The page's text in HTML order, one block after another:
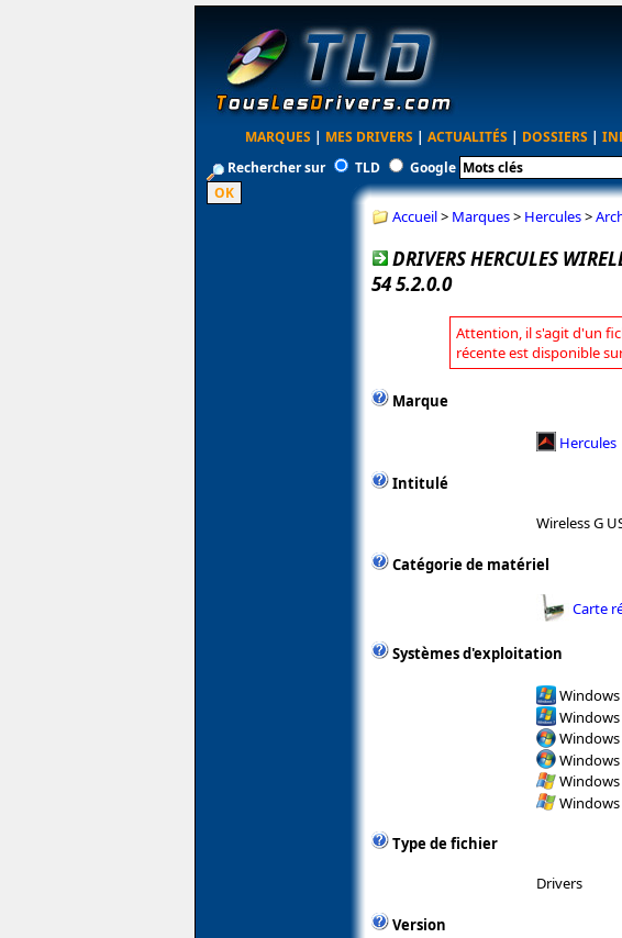
MARQUES | MES DRIVERS | ACTUALITÉS | DOSSIERS |
Rechercher sur
TLD Google
Accueil> Marques> Hercules>
DRIVERS HERCULES
54 5.2.0.0
Attention, il s'agit d'un
récente est disponible
Marque
Hercules
Intitulé
Wireless G
Catégorie de matériel
Carte
Systèmes d'exploitation
Windows
Windows
Windows
Windows
Windows
Windows
Type de fichier
Drivers
Version